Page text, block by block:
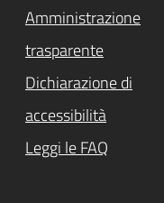
Amministrazione
trasparente
Dichiarazione di
accessibilità
Leggi le FAQ